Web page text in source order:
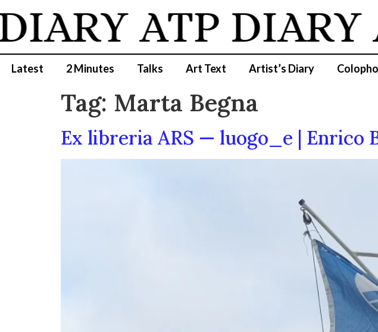
ATP DIARY
Latest 2 Minutes Talks Art Text Artist’s Diary
Tag: Marta Begna
Ex libreria ARS — luogo_e | Enrico